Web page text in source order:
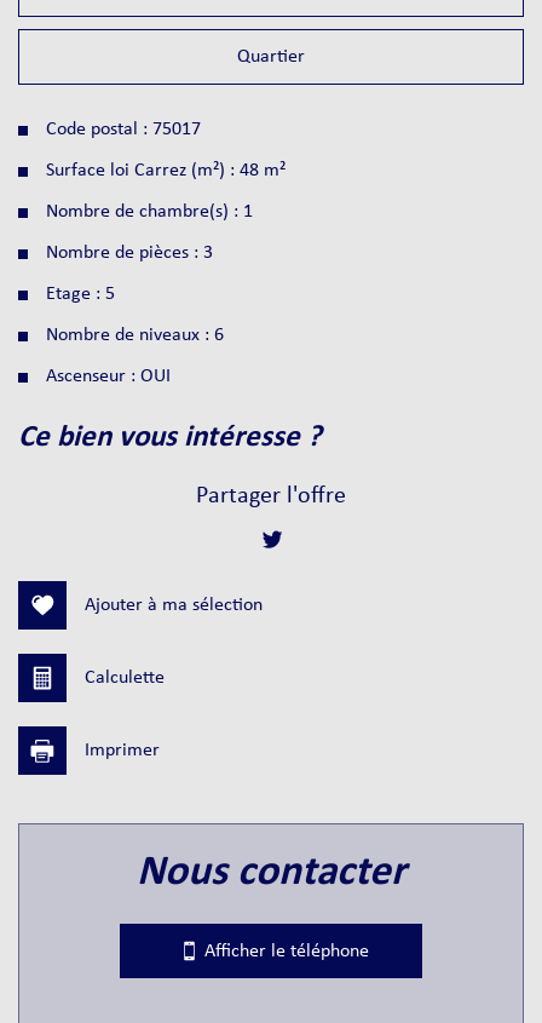
Quartier
Code postal : 75017
Surface loi Carrez (m²) : 48 m²
Nombre de chambre(s) : 1
Nombre de pièces : 3
Etage : 5
Nombre de niveaux : 6
Ascenseur : OUI
la ville de paris (75017)
École maternelle
ce bien vous intéresse ?
Partager l'offre
Ajouter à ma sélection
Calculette
Imprimer
nous contacter
Afficher le téléphone